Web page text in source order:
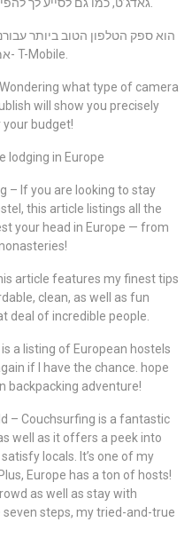
אמין לטיול הבא שלך? חשבו על המעבר ל- T-Mobile.
will show you precisely
budget!
lodging in Europe
– If you are looking to stay
this article listings all the
your head in Europe — from
article features my finest tips
clean, as well as fun
deal of incredible people.
a listing of European hostels
if I have the chance. hope
backpacking adventure!
– Couchsurfing is a fantastic
well as it offers a peek into
locals. It’s one of my
Europe has a ton of hosts!
as well as stay with
steps, my tried-and-true